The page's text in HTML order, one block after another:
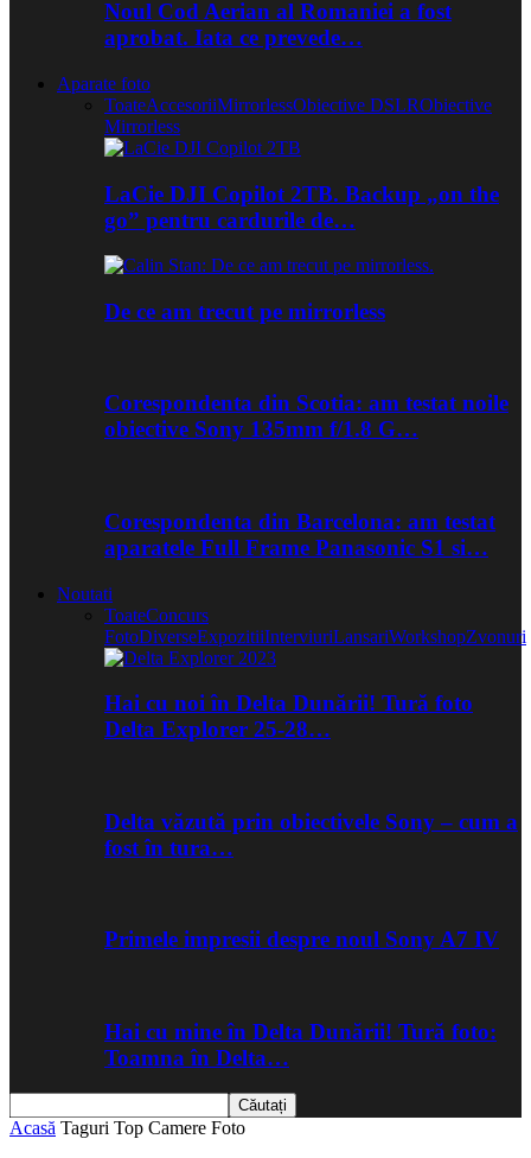
Noul Cod Aerian al Romaniei a fost
aprobat. Iata ce prevede…
Aparate foto
ToateAccesoriiMirrorlessObiective DSLRObiective
Mirrorless
LaCie DJI Copilot 2TB. Backup „on the
go” pentru cardurile de…
De ce am trecut pe mirrorless
Corespondenta din Scotia: am testat noile
obiective Sony 135mm f/1.8 G…
Corespondenta din Barcelona: am testat
aparatele Full Frame Panasonic S1 si…
Noutati
ToateConcurs
FotoDiverseExpozitiiInterviuriLansariWorkshopZvonuri
Hai cu noi în Delta Dunării! Tură foto
Delta Explorer 25-28…
Delta văzută prin obiectivele Sony – cum a
fost în tura…
Primele impresii despre noul Sony A7 IV
Hai cu mine în Delta Dunării! Tură foto:
Toamna în Delta…
Acasă Taguri Top Camere Foto